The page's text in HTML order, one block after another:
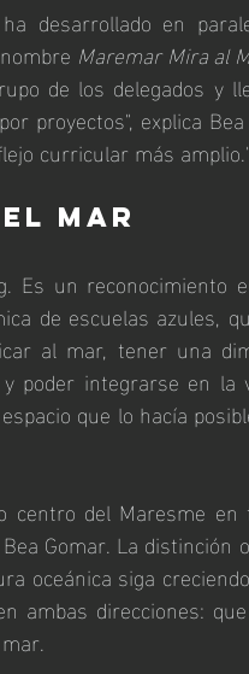
desarrollado en
Maremar Mira al
de los delegados y
proyectos", explica Bea
curricular más amplio."
mar
Es un reconocimiento
de escuelas azules,
al mar, tener una
poder integrarse en la
que lo hacía
centro del Maresme en
Gomar. La distinción
oceánica siga
ambas direcciones: